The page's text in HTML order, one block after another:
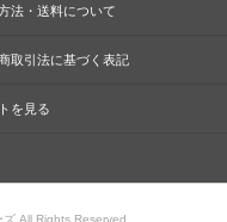
法・送料について
取引法に基づく表記
を見る